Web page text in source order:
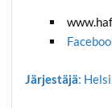
Järjestäjä: